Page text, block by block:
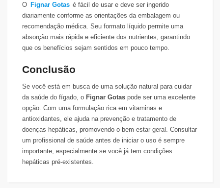
O Fignar Gotas é fácil de usar e deve ser ingerido
diariamente conforme as orientações da embalagem ou
recomendação médica. Seu formato líquido permite uma
absorção mais rápida e eficiente dos nutrientes, garantindo
que os benefícios sejam sentidos em pouco tempo.
Conclusão
Se você está em busca de uma solução natural para cuidar
da saúde do fígado, o Fignar Gotas pode ser uma excelente
opção. Com uma formulação rica em vitaminas e
antioxidantes, ele ajuda na prevenção e tratamento de
doenças hepáticas, promovendo o bem-estar geral. Consultar
um profissional de saúde antes de iniciar o uso é sempre
importante, especialmente se você já tem condições
hepáticas pré-existentes.